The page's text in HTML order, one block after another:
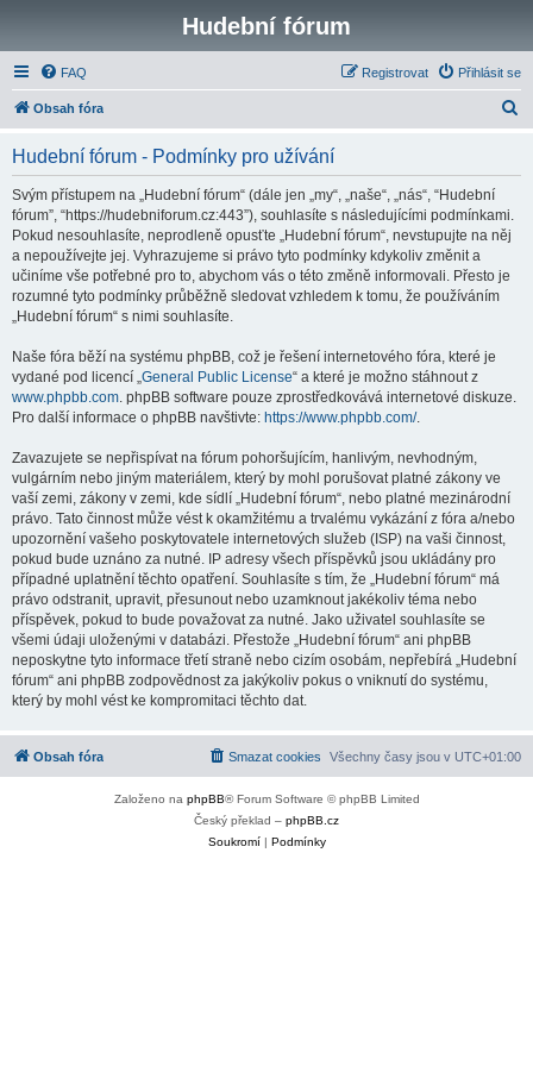
Hudební fórum
FAQ Přihlásit se
Registrovat
Obsah fóra
Hudební fórum - Podmínky pro užívání
Svým přístupem na „Hudební fórum“ (dále jen „my“, „naše“, „nás“, “Hudební
fórum”, “https://hudebniforum.cz:443”), souhlasíte s následujícími podmínkami.
Pokud nesouhlasíte, neprodleně opusťte „Hudební fórum“, nevstupujte na něj
a nepoužívejte jej. Vyhrazujeme si právo tyto podmínky kdykoliv změnit a
učiníme vše potřebné pro to, abychom vás o této změně informovali. Přesto je
rozumné tyto podmínky průběžně sledovat vzhledem k tomu, že používáním
„Hudební fórum“ s nimi souhlasíte.
Naše fóra běží na systému phpBB, což je řešení internetového fóra, které je
vydané pod licencí „General Public License“ a které je možno stáhnout z
www.phpbb.com. phpBB software pouze zprostředkovává internetové diskuze.
Pro další informace o phpBB navštivte: https://www.phpbb.com/.
Zavazujete se nepřispívat na fórum pohoršujícím, hanlivým, nevhodným,
vulgárním nebo jiným materiálem, který by mohl porušovat platné zákony ve
vaší zemi, zákony v zemi, kde sídlí „Hudební fórum“, nebo platné mezinárodní
právo. Tato činnost může vést k okamžitému a trvalému vykázání z fóra a/nebo
upozornění vašeho poskytovatele internetových služeb (ISP) na vaši činnost,
pokud bude uznáno za nutné. IP adresy všech příspěvků jsou ukládány pro
případné uplatnění těchto opatření. Souhlasíte s tím, že „Hudební fórum“ má
právo odstranit, upravit, přesunout nebo uzamknout jakékoliv téma nebo
příspěvek, pokud to bude považovat za nutné. Jako uživatel souhlasíte se
všemi údaji uloženými v databázi. Přestože „Hudební fórum“ ani phpBB
neposkytne tyto informace třetí straně nebo cizím osobám, nepřebírá „Hudební
fórum“ ani phpBB zodpovědnost za jakýkoliv pokus o vniknutí do systému,
který by mohl vést ke kompromitaci těchto dat.
Obsah fóra Všechny časy jsou v UTC+01:00
Smazat cookies
Založeno na phpBB® Forum Software © phpBB Limited
Český překlad – phpBB.cz
Soukromí| Podmínky